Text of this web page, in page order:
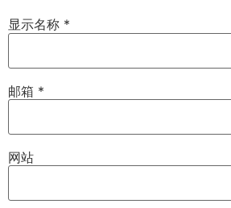
显示名称 *
邮箱 *
网站